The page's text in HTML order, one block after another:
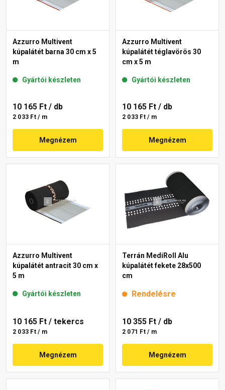
Azzurro Multivent
kúpalátét barna 30 cm x 5
m
Gyártói készleten
10 165 Ft / db
2 033 Ft / m
Megnézem
Azzurro Multivent
kúpalátét téglavörös 30
cm x 5 m
Gyártói készleten
10 165 Ft / db
2 033 Ft / m
Megnézem
Azzurro Multivent
kúpalátét antracit 30 cm x
5 m
Gyártói készleten
10 165 Ft / tekercs
2 033 Ft / m
Megnézem
Terrán MediRoll Alu
kúpalátét fekete 28x500
cm
Rendelésre
10 355 Ft / db
2 071 Ft / m
Megnézem